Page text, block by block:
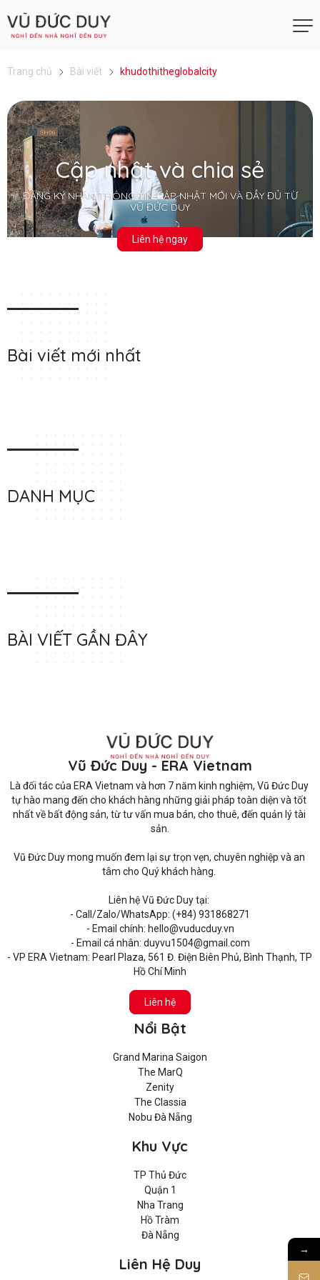
Trang chủ Bài viết khudothitheglobalcity
Cập nhật và chia sẻ
ĐĂNG KÝ NHẬN THÔNG TIN CẬP NHẬT MỚI VÀ ĐẦY ĐỦ TỪ
VŨ ĐỨC DUY
Liên hệ ngay
Bài viết mới nhất
DANH MỤC
BÀI VIẾT GẦN ĐÂY
Vũ Đức Duy - ERA Vietnam
Là đối tác của ERA Vietnam và hơn 7 năm kinh nghiệm, Vũ Đức Duy
tự hào mang đến cho khách hàng những giải pháp toàn diện và tốt
nhất về bất động sản, từ tư vấn mua bán, cho thuê, đến quản lý tài
sản.
Vũ Đức Duy mong muốn đem lại sự trọn vẹn, chuyên nghiệp và an
tâm cho Quý khách hàng.
Liên hệ Vũ Đức Duy tại:
- Call/Zalo/WhatsApp: (+84) 931868271
- Email chính: hello@vuducduy.vn
- Email cá nhân: duyvu1504@gmail.com
- VP ERA Vietnam: Pearl Plaza, 561 Đ. Điện Biên Phủ, Bình Thạnh, TP
Hồ Chí Minh
Liên hệ
Nổi Bật
Grand Marina Saigon
The MarQ
Zenity
The Classia
Nobu Đà Nẵng
Khu Vực
TP Thủ Đức
Quận 1
Nha Trang
Hồ Tràm
Đà Nẵng
Liên Hệ Duy
→